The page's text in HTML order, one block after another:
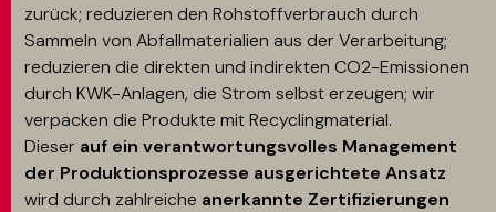
zurück; reduzieren den Rohstoffverbrauch durch
Sammeln von Abfallmaterialien aus der Verarbeitung;
reduzieren die direkten und indirekten CO2-Emissionen
durch KWK-Anlagen, die Strom selbst erzeugen; wir
verpacken die Produkte mit Recyclingmaterial.
Dieser auf ein verantwortungsvolles Management
der Produktionsprozesse ausgerichtete Ansatz
wird durch zahlreiche anerkannte Zertifizierungen